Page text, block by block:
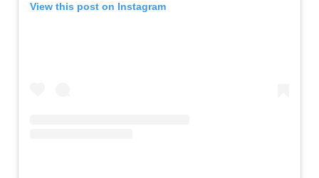
View this post on Instagram